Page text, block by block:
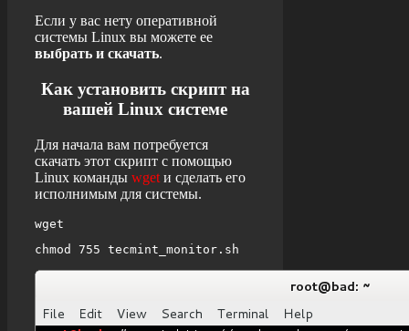
Если у вас нету оперативной
системы Linux вы можете ее
выбрать и скачать.
Как установить скрипт на
вашейLinux системе
Для начала вам потребуется
скачать этот скрипт с помощью
Linux команды wget и сделать его
исполнимым для системы.
wget
chmod 755 tecmint_monitor.sh